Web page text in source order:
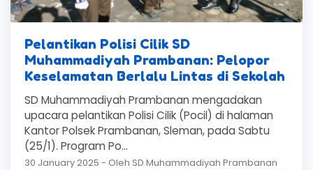
Pelantikan Polisi Cilik SD
Muhammadiyah Prambanan: Pelopor
Keselamatan Berlalu Lintas di Sekolah
SD Muhammadiyah Prambanan mengadakan
upacara pelantikan Polisi Cilik (Pocil) di halaman
Kantor Polsek Prambanan, Sleman, pada Sabtu
(25/1). Program Po...
30 January 2025 - Oleh SD Muhammadiyah Prambanan